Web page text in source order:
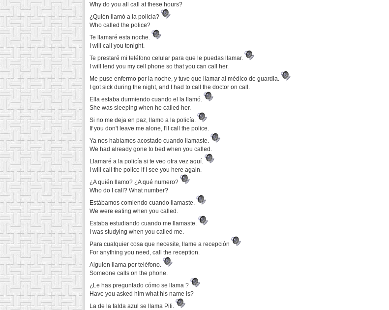
Why do you all call at these hours?
¿Quién llamó a la policía?
Who called the police?
Te llamaré esta noche.
I will call you tonight.
Te prestaré mi teléfono celular para que le puedas llamar.
I will lend you my cell phone so that you can call her.
Me puse enfermo por la noche, y tuve que llamar al médico de guardia.
I got sick during the night, and I had to call the doctor on call.
Ella estaba durmiendo cuando el la llamó.
She was sleeping when he called her.
Si no me deja en paz, llamo a la policía.
If you don't leave me alone, I'll call the police.
Ya nos habíamos acostado cuando llamaste.
We had already gone to bed when you called.
Llamaré a la policía si te veo otra vez aquí.
I will call the police if I see you here again.
¿A quién llamo? ¿A qué numero?
Who do I call? What number?
Estábamos comiendo cuando llamaste.
We were eating when you called.
Estaba estudiando cuando me llamaste.
I was studying when you called me.
Para cualquier cosa que necesite, llame a recepción
For anything you need, call the reception.
Alguien llama por teléfono.
Someone calls on the phone.
¿Le has preguntado cómo se llama ?
Have you asked him what his name is?
La de la falda azul se llama Pili.